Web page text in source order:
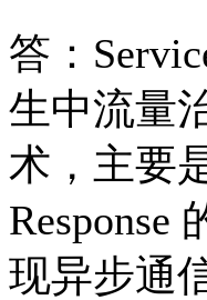
答：
生中流量
术，主要
Response
现异步通